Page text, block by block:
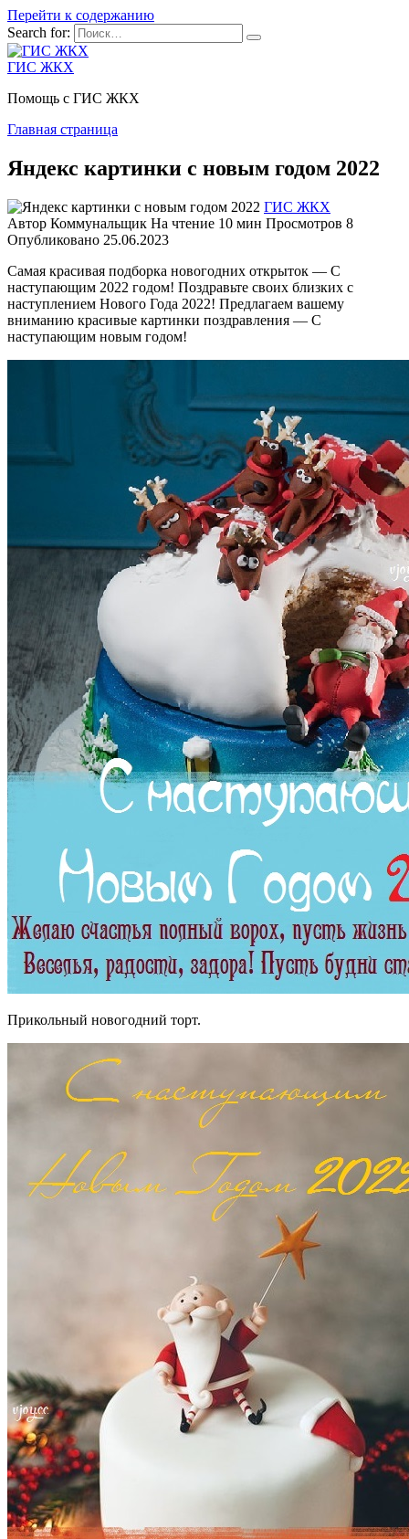
Перейти к содержанию
Search for:
ГИС ЖКХ
Помощь с ГИС ЖКХ
Главная страница
Яндекс картинки с новым годом 2022
ГИС ЖКХ
Автор Коммунальщик На чтение 10 мин Просмотров 8
Опубликовано 25.06.2023
Самая красивая подборка новогодних открыток — С
наступающим 2022 годом! Поздравьте своих близких с
наступлением Нового Года 2022! Предлагаем вашему
вниманию красивые картинки поздравления — С
наступающим новым годом!
Прикольный новогодний торт.